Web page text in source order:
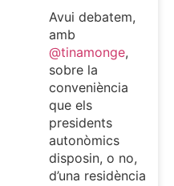
Avui debatem,
amb
@tinamonge,
sobre la
conveniència
que els
presidents
autonòmics
disposin, o no,
d’una residència